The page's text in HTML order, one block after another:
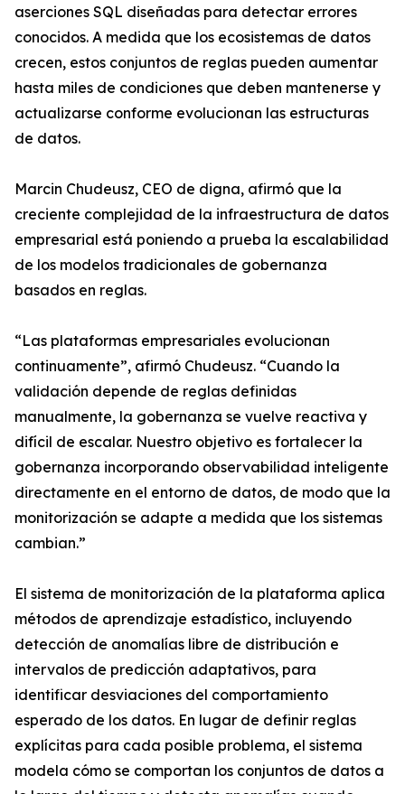
aserciones SQL diseñadas para detectar errores
conocidos. A medida que los ecosistemas de datos
crecen, estos conjuntos de reglas pueden aumentar
hasta miles de condiciones que deben mantenerse y
actualizarse conforme evolucionan las estructuras
de datos.
Marcin Chudeusz, CEO de digna, afirmó que la
creciente complejidad de la infraestructura de datos
empresarial está poniendo a prueba la escalabilidad
de los modelos tradicionales de gobernanza
basados en reglas.
“Las plataformas empresariales evolucionan
continuamente”, afirmó Chudeusz. “Cuando la
validación depende de reglas definidas
manualmente, la gobernanza se vuelve reactiva y
difícil de escalar. Nuestro objetivo es fortalecer la
gobernanza incorporando observabilidad inteligente
directamente en el entorno de datos, de modo que la
monitorización se adapte a medida que los sistemas
cambian.”
El sistema de monitorización de la plataforma aplica
métodos de aprendizaje estadístico, incluyendo
detección de anomalías libre de distribución e
intervalos de predicción adaptativos, para
identificar desviaciones del comportamiento
esperado de los datos. En lugar de definir reglas
explícitas para cada posible problema, el sistema
modela cómo se comportan los conjuntos de datos a